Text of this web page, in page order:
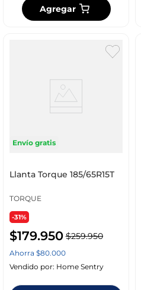
Agregar
Envío gratis
Llanta Torque 185/65R15T
TORQUE
-31%
$179.950 $259.950
Ahorra $80.000
Vendido por: Home Sentry